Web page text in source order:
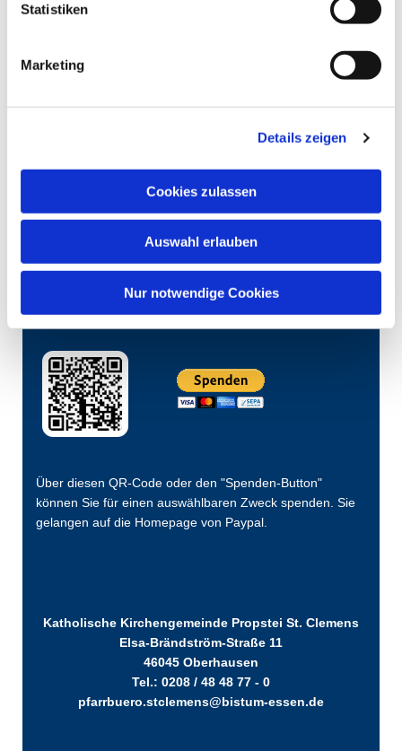
Statistiken
Marketing
Details zeigen
Cookies zulassen
Auswahl erlauben
Nur notwendige Cookies
Über diesen QR-Code oder den "Spenden-Button"
können Sie für einen auswählbaren Zweck spenden. Sie
gelangen auf die Homepage von Paypal.
Katholische Kirchengemeinde Propstei St. Clemens
Elsa-Brändström-Straße 11
46045 Oberhausen
Tel.: 0208 / 48 48 77 - 0
pfarrbuero.stclemens@bistum-essen.de